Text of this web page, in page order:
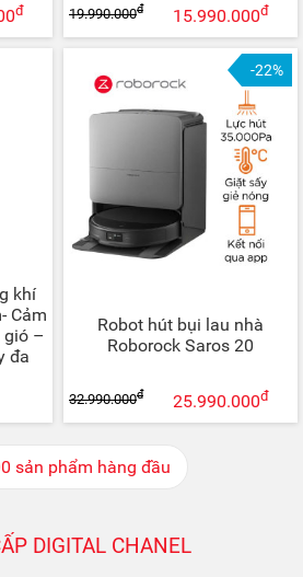
đ 15.990.000đ
19.990.000đ
khí
Cảm
gió –
đa
-22%
Robot hút bụi lau nhà
Roborock Saros 20
25.990.000đ
32.990.000đ
DIGITAL CHANEL